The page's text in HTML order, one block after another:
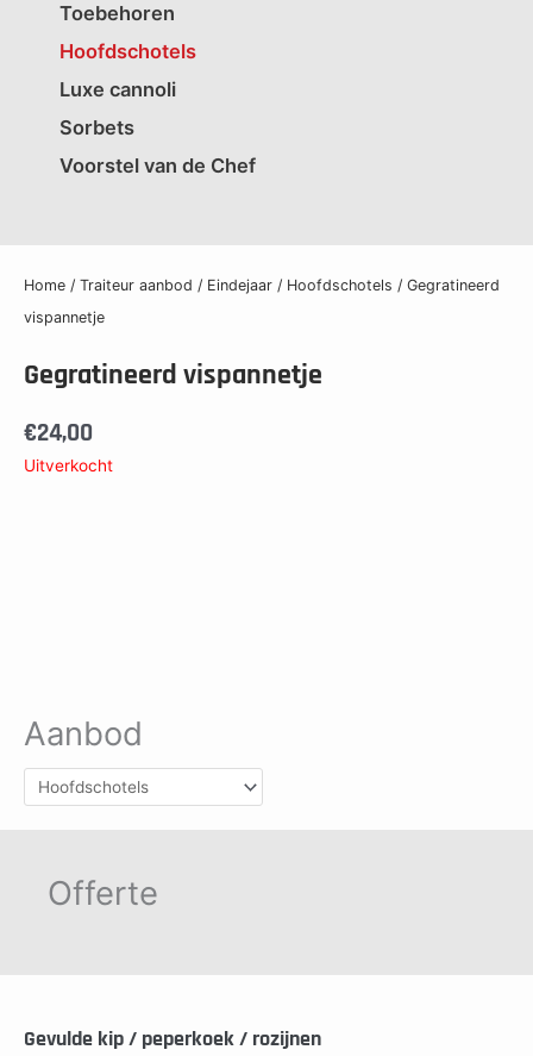
Toebehoren
Hoofdschotels
Luxe cannoli
Sorbets
Voorstel van de Chef
Home / Traiteur aanbod / Eindejaar / Hoofdschotels / Gegratineerd
vispannetje
Gegratineerd vispannetje
€24,00
Uitverkocht
Aanbod
Offerte
Gevulde kip / peperkoek / rozijnen